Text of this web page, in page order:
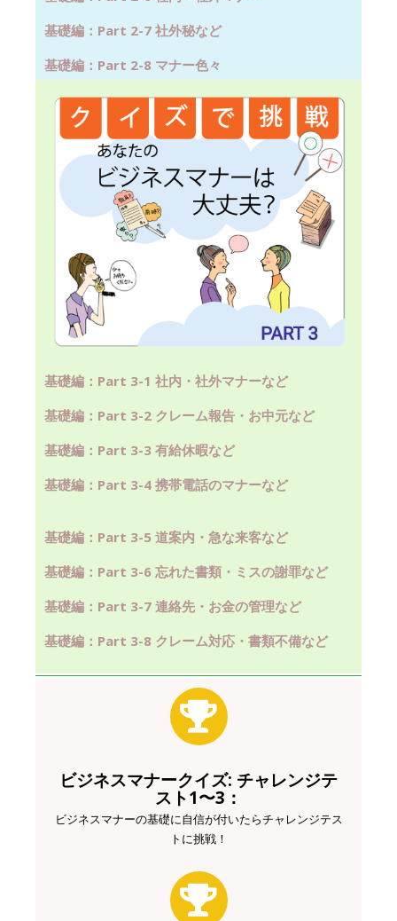
基礎編：Part 2-7 社外秘など
基礎編：Part 2-8 マナー色々
基礎編：Part 3-1 社内・社外マナーなど
基礎編：Part 3-2 クレーム報告・お中元など
基礎編：Part 3-3 有給休暇など
基礎編：Part 3-4 携帯電話のマナーなど
基礎編：Part 3-5 道案内・急な来客など
基礎編：Part 3-6 忘れた書類・ミスの謝罪など
基礎編：Part 3-7 連絡先・お金の管理など
基礎編：Part 3-8 クレーム対応・書類不備など
ビジネスマナークイズ: チャレンジテ
スト1〜3：
ビジネスマナーの基礎に自信が付いたらチャレンジテス
トに挑戦！